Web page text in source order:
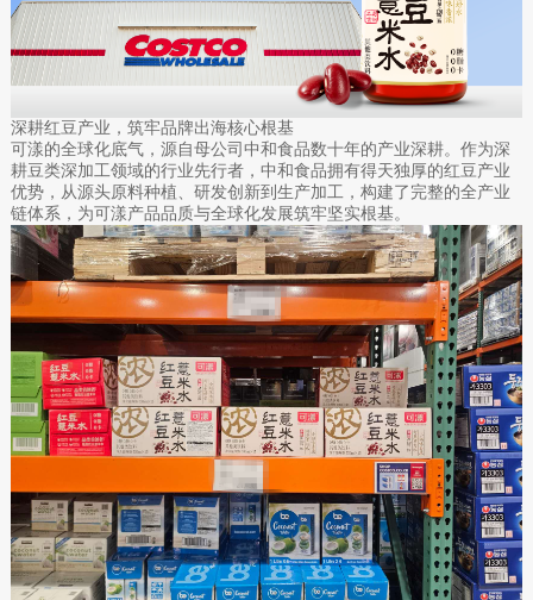
深耕红豆产业，筑牢品牌出海核心根基
可漾的全球化底气，源自母公司中和食品数十年的产业深耕。作为深
耕豆类深加工领域的行业先行者，中和食品拥有得天独厚的红豆产业
优势，从源头原料种植、研发创新到生产加工，构建了完整的全产业
链体系，为可漾产品品质与全球化发展筑牢坚实根基。